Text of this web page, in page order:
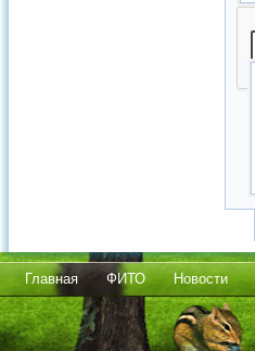
Главная ФИТО Новости